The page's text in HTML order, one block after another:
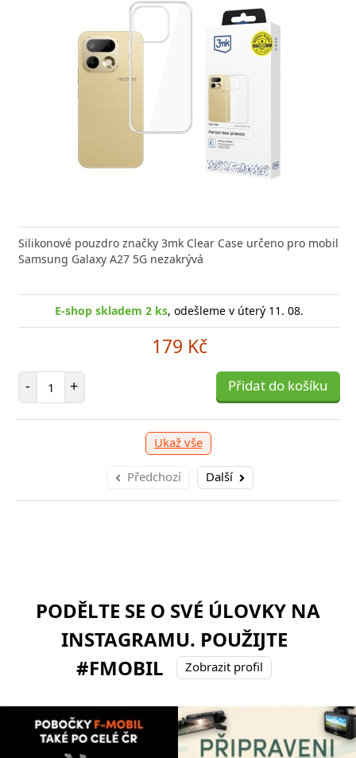
Silikonové pouzdro značky 3mk Clear Case určeno pro mobil
Samsung Galaxy A27 5G nezakrývá
E-shop skladem 2 ks, odešleme v úterý 11. 08.
179 Kč
- Počet položek
+ Přidat do košíku
Ukaž vše
Předchozí Další
PODĚLTE SE O SVÉ ÚLOVKY NA
INSTAGRAMU. POUŽIJTE
#FMOBIL
Zobrazit profil